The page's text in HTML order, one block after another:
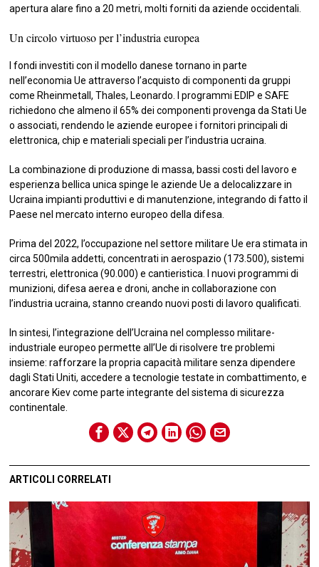
apertura alare fino a 20 metri, molti forniti da aziende occidentali.
Un circolo virtuoso per l’industria europea
I fondi investiti con il modello danese tornano in parte
nell’economia Ue attraverso l’acquisto di componenti da gruppi
come Rheinmetall, Thales, Leonardo. I programmi EDIP e SAFE
richiedono che almeno il 65% dei componenti provenga da Stati Ue
o associati, rendendo le aziende europee i fornitori principali di
elettronica, chip e materiali speciali per l’industria ucraina.
La combinazione di produzione di massa, bassi costi del lavoro e
esperienza bellica unica spinge le aziende Ue a delocalizzare in
Ucraina impianti produttivi e di manutenzione, integrando di fatto il
Paese nel mercato interno europeo della difesa.
Prima del 2022, l’occupazione nel settore militare Ue era stimata in
circa 500mila addetti, concentrati in aerospazio (173.500), sistemi
terrestri, elettronica (90.000) e cantieristica. I nuovi programmi di
munizioni, difesa aerea e droni, anche in collaborazione con
l’industria ucraina, stanno creando nuovi posti di lavoro qualificati.
In sintesi, l’integrazione dell’Ucraina nel complesso militare-
industriale europeo permette all’Ue di risolvere tre problemi
insieme: rafforzare la propria capacità militare senza dipendere
dagli Stati Uniti, accedere a tecnologie testate in combattimento, e
ancorare Kiev come parte integrante del sistema di sicurezza
continentale.
ARTICOLI CORRELATI